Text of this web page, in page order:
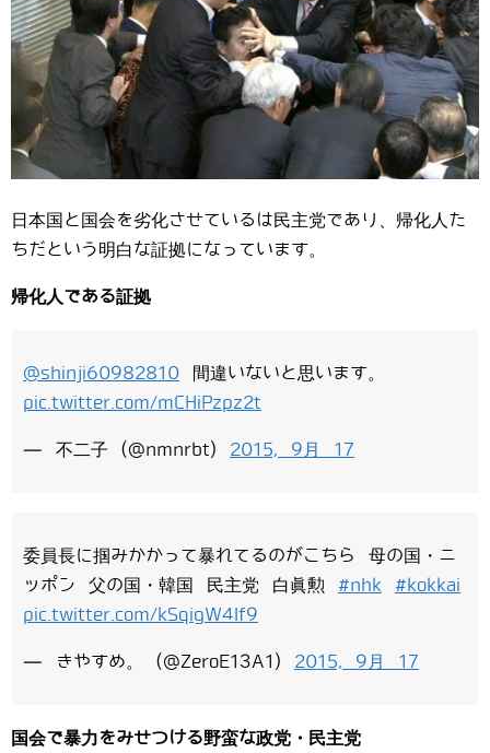
日本国と国会を劣化させているは民主党であり、帰化人た
ちだという明白な証拠になっています。
帰化人である証拠
@shinji60982810 間違いないと思います。
pic.twitter.com/mCHiPzpz2t
— 不二子 (@nmnrbt) 2015, 9月 17
委員長に掴みかかって暴れてるのがこちら 母の国・ニ
ッポン 父の国・韓国 民主党 白眞勲 #nhk
#kokkai
pic.twitter.com/kSqigW4If9
— きやすめ。 (@ZeroE13A1) 2015, 9月 17
国会で暴力をみせつける野蛮な政党・民主党